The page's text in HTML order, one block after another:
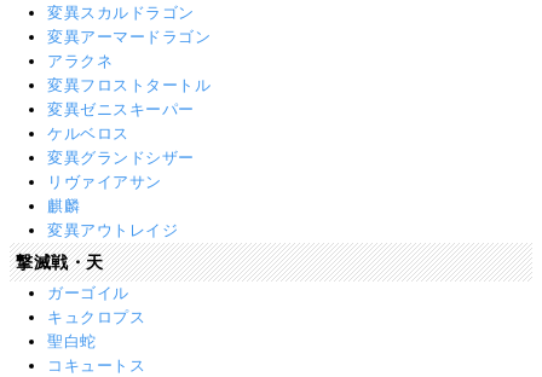
変異スカルドラゴン
変異アーマードラゴン
アラクネ
変異フロストタートル
変異ゼニスキーパー
ケルベロス
変異グランドシザー
リヴァイアサン
麒麟
変異アウトレイジ
撃滅戦・天
ガーゴイル
キュクロプス
聖白蛇
コキュートス